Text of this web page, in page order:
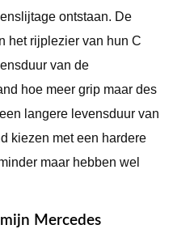
ontstaan. De
het rijplezier van hun C
van de
hoe meer grip maar des
langere levensduur van
kiezen met een hardere
maar hebben wel
Mercedes